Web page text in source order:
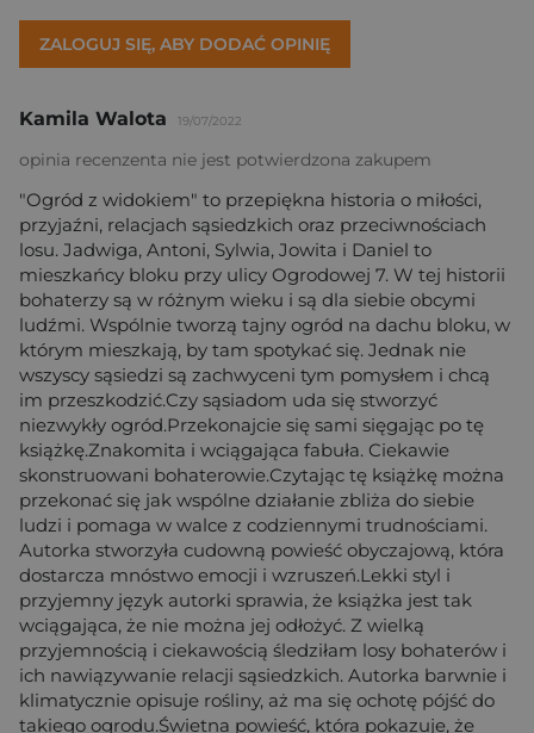
ZALOGUJ SIĘ, ABY DODAĆ OPINIĘ
Kamila Walota 19/07/2022
opinia recenzenta nie jest potwierdzona zakupem
"Ogród z widokiem" to przepiękna historia o miłości,
przyjaźni, relacjach sąsiedzkich oraz przeciwnościach
losu. Jadwiga, Antoni, Sylwia, Jowita i Daniel to
mieszkańcy bloku przy ulicy Ogrodowej 7. W tej historii
bohaterzy są w różnym wieku i są dla siebie obcymi
ludźmi. Wspólnie tworzą tajny ogród na dachu bloku, w
którym mieszkają, by tam spotykać się. Jednak nie
wszyscy sąsiedzi są zachwyceni tym pomysłem i chcą
im przeszkodzić.Czy sąsiadom uda się stworzyć
niezwykły ogród.Przekonajcie się sami sięgając po tę
książkę.Znakomita i wciągająca fabuła. Ciekawie
skonstruowani bohaterowie.Czytając tę książkę można
przekonać się jak wspólne działanie zbliża do siebie
ludzi i pomaga w walce z codziennymi trudnościami.
Autorka stworzyła cudowną powieść obyczajową, która
dostarcza mnóstwo emocji i wzruszeń.Lekki styl i
przyjemny język autorki sprawia, że książka jest tak
wciągająca, że nie można jej odłożyć. Z wielką
przyjemnością i ciekawością śledziłam losy bohaterów i
ich nawiązywanie relacji sąsiedzkich. Autorka barwnie i
klimatycznie opisuje rośliny, aż ma się ochotę pójść do
takiego ogrodu.Świetna powieść, która pokazuje, że